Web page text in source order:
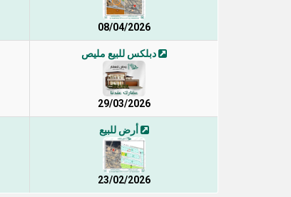
08/04/2026
دبلكس للبيع مليص
29/03/2026
أرض للبيع
23/02/2026